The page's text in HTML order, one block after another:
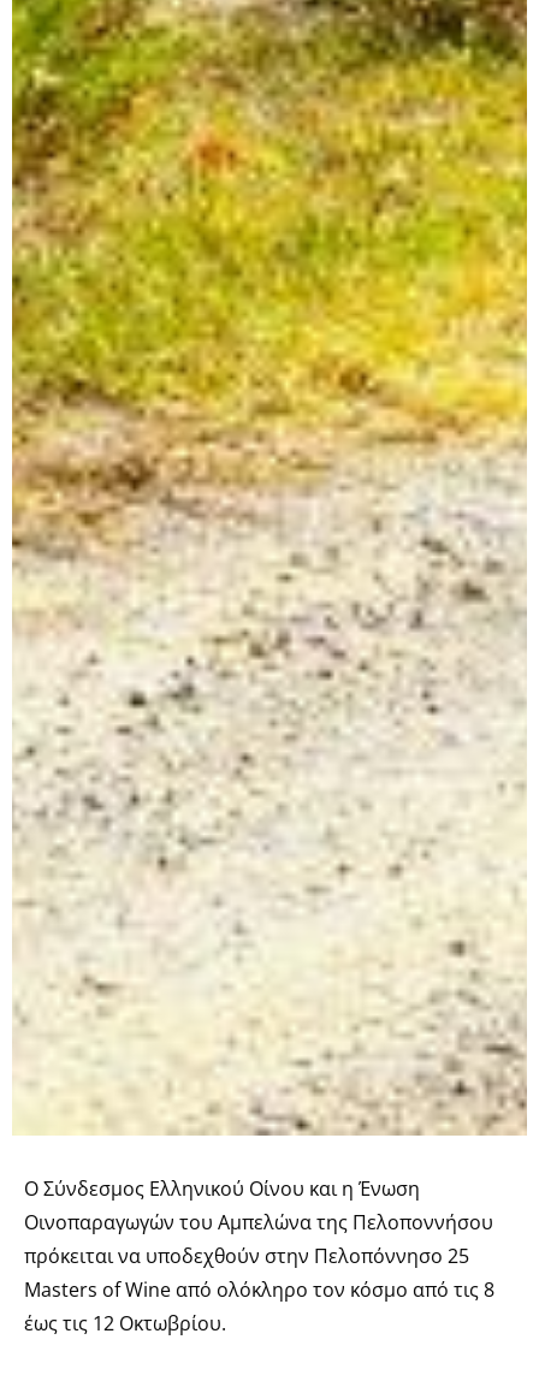
Ο Σύνδεσμος Ελληνικού Οίνου και η Ένωση
Οινοπαραγωγών του Αμπελώνα της Πελοποννήσου
πρόκειται να υποδεχθούν στην Πελοπόννησο 25
Masters of Wine από ολόκληρο τον κόσμο από τις 8
έως τις 12 Οκτωβρίου.